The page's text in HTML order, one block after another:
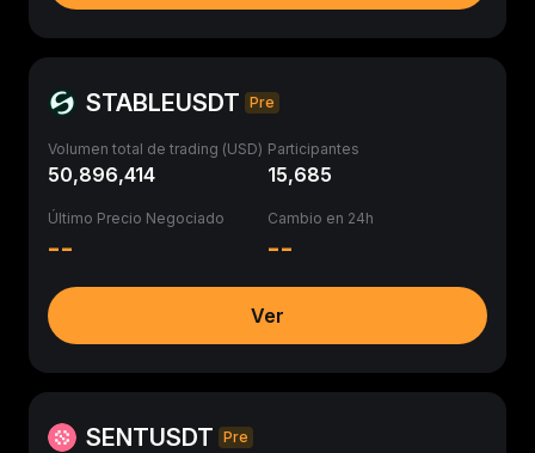
STABLEUSDT Pre
Volumen total de trading (USD)
50,896,414
Participantes
15,685
Último Precio Negociado
--
Cambio en 24h
--
Ver
SENTUSDT Pre